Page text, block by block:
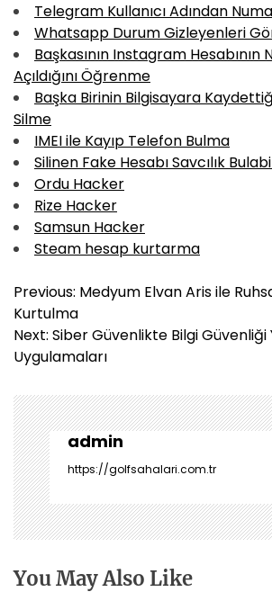
Telegram Kullanıcı Adından
Whatsapp Durum Gizleyenleri
Başkasının Instagram Hesabının
Açıldığını Öğrenme
Başka Birinin Bilgisayara
Silme
IMEI ile Kayıp Telefon Bulma
Silinen Fake Hesabı Savcılık
Ordu Hacker
Rize Hacker
Samsun Hacker
Steam hesap kurtarma
Y
a
z
ı
e
z
i
n
m
e
s
Previous: Medyum Elvan Aris ile
Kurtulma
Next: Siber Güvenlikte Bilgi
Uygulamaları
admin
https://golfsahalari.com.tr
You May Also Like